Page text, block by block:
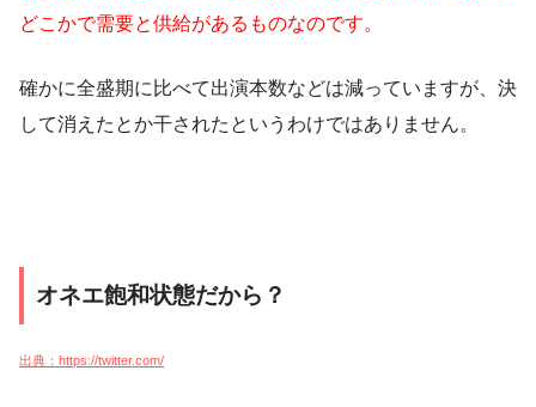
どこかで需要と供給があるものなのです。
確かに全盛期に比べて出演本数などは減っていますが、決
して消えたとか干されたというわけではありません。
オネエ飽和状態だから？
出典：https://twitter.com/